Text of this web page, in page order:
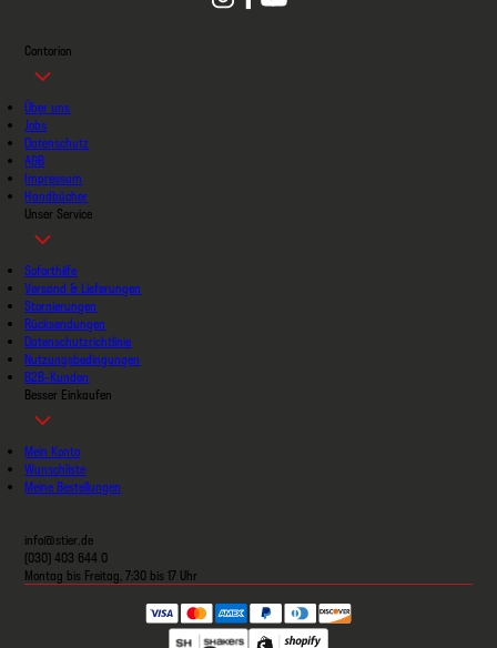
Contorion
Über uns
Jobs
Datenschutz
AGB
Impressum
Handbücher
Unser Service
Soforthilfe
Versand & Lieferungen
Stornierungen
Rücksendungen
Datenschutzrichtlinie
Nutzungsbedingungen
B2B-Kunden
Besser Einkaufen
Mein Konto
Wunschliste
Meine Bestellungen
info@stier.de
(030) 403 644 0
Montag bis Freitag, 7:30 bis 17 Uhr